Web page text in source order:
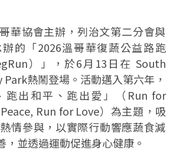
華協會主辦，列治文第二分會與
的「2026溫哥華復蔬公益路跑
）」，於6月13日在 South
熱鬧登場。活動邁入第六年，
跑出和平、跑出愛」（Run for
Run for Love）為主題，吸
情參與，以實際行動響應蔬食減
，並透過運動促進身心健康。